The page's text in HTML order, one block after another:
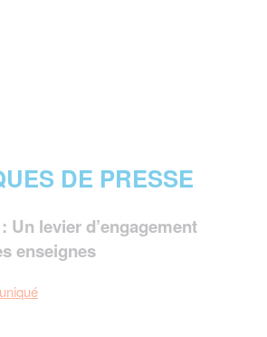
DE PRESSE
Un levier d’engagement
enseignes